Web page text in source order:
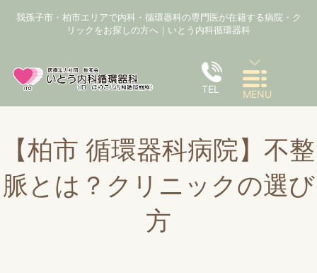
我孫子市・柏市エリアで内科・循環器科の専門医が在籍する病院・ク
リックをお探しの方へ｜いとう内科循環器科
TEL MENU
【柏市 循環器科病院】不整
脈とは？クリニックの選び
方